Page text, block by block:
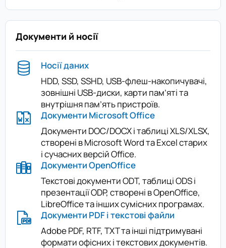
Документи й носії
Носії даних
HDD, SSD, SSHD, USB-флеш-накопичувачі,
зовнішні USB-диски, карти пам’яті та
внутрішня пам’ять пристроїв.
Документи Microsoft Office
Документи DOC/DOCX і таблиці XLS/XLSX,
створені в Microsoft Word та Excel старих
і сучасних версій Office.
Документи OpenOffice
Текстові документи ODT, таблиці ODS і
презентації ODP, створені в OpenOffice,
LibreOffice та інших сумісних програмах.
Документи PDF і текстові файли
Adobe PDF, RTF, TXT та інші підтримувані
формати офісних і текстових документів.